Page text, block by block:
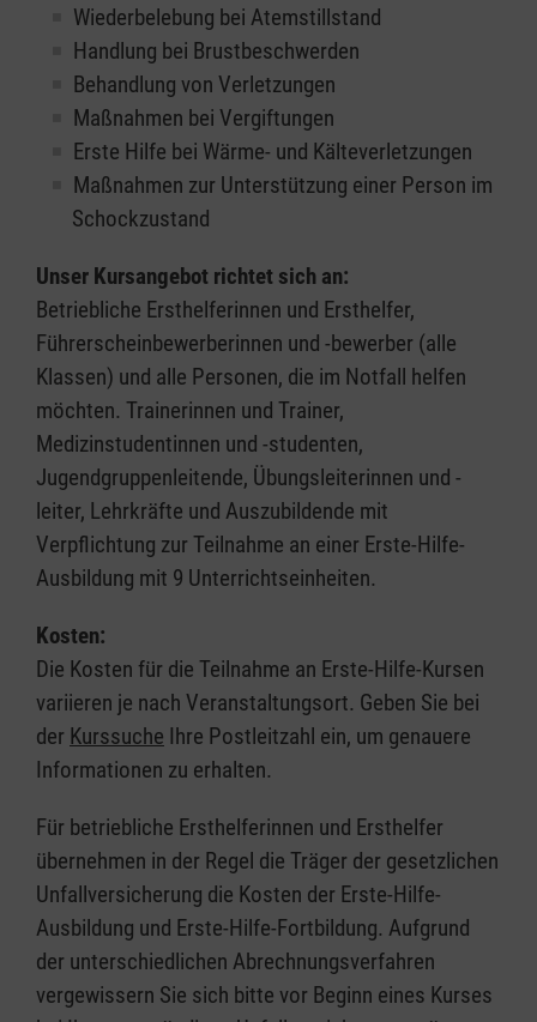
Wiederbelebung bei Atemstillstand
Handlung bei Brustbeschwerden
Behandlung von Verletzungen
Maßnahmen bei Vergiftungen
Erste Hilfe bei Wärme- und Kälteverletzungen
Maßnahmen zur Unterstützung einer Person im
Schockzustand
Unser Kursangebot richtet sich an:
Betriebliche Ersthelferinnen und Ersthelfer,
Führerscheinbewerberinnen und -bewerber (alle
Klassen) und alle Personen, die im Notfall helfen
möchten. Trainerinnen und Trainer,
Medizinstudentinnen und -studenten,
Jugendgruppenleitende, Übungsleiterinnen und -
leiter, Lehrkräfte und Auszubildende mit
Verpflichtung zur Teilnahme an einer Erste-Hilfe-
Ausbildung mit 9 Unterrichtseinheiten.
Kosten:
Die Kosten für die Teilnahme an Erste-Hilfe-Kursen
variieren je nach Veranstaltungsort. Geben Sie bei
der Kurssuche Ihre Postleitzahl ein, um genauere
Informationen zu erhalten.
Für betriebliche Ersthelferinnen und Ersthelfer
übernehmen in der Regel die Träger der gesetzlichen
Unfallversicherung die Kosten der Erste-Hilfe-
Ausbildung und Erste-Hilfe-Fortbildung. Aufgrund
der unterschiedlichen Abrechnungsverfahren
vergewissern Sie sich bitte vor Beginn eines Kurses